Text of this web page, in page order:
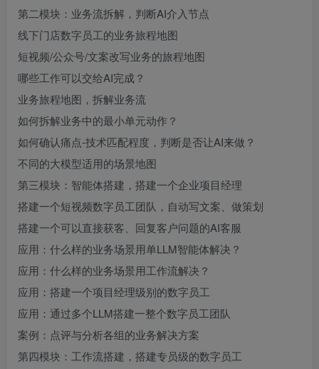
第二模块：业务流拆解，判断AI介入节点
线下门店数字员工的业务旅程地图
短视频/公众号/文案改写业务的旅程地图
哪些工作可以交给AI完成？
业务旅程地图，拆解业务流
如何拆解业务中的最小单元动作？
如何确认痛点-技术匹配程度，判断是否让AI来做？
不同的大模型适用的场景地图
第三模块：智能体搭建，搭建一个企业项目经理
搭建一个短视频数字员工团队，自动写文案、做策划
搭建一个可以直接获客、回复客户问题的AI客服
应用：什么样的业务场景用单LLM智能体解决？
应用：什么样的业务场景用工作流解决？
应用：搭建一个项目经理级别的数字员工
应用：通过多个LLM搭建一整个数字员工团队
案例：点评与分析各组的业务解决方案
第四模块：工作流搭建，搭建专员级的数字员工